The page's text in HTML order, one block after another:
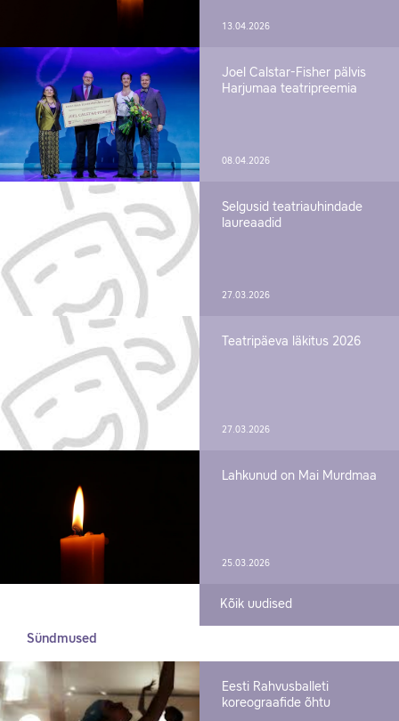
13.04.2026
Joel Calstar-Fisher pälvis
Harjumaa teatripreemia
08.04.2026
Selgusid teatriauhindade
laureaadid
27.03.2026
Teatripäeva läkitus 2026
27.03.2026
Lahkunud on Mai Murdmaa
25.03.2026
Kõik uudised
Sündmused
Eesti Rahvusballeti
koreograafide õhtu